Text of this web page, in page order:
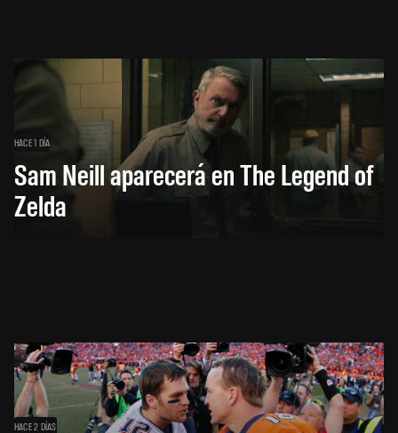
HACE 1 DÍA
Sam Neill aparecerá en The Legend of
Zelda
HACE 2 DÍAS